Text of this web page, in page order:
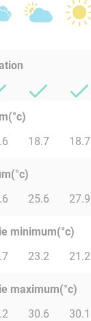
18.7 18.7
25.6 27.9
minimum(°c)
23.2 21.2
maximum(°c)
30.6 30.1